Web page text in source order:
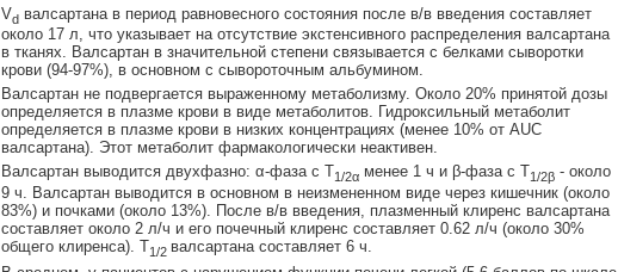
Vdвалсартана в период равновесного состояния после в/в введения составляет
около 17 л, что указывает на отсутствие экстенсивного распределения валсартана
в тканях. Валсартан в значительной степени связывается с белками сыворотки
крови (94-97%), в основном с сывороточным альбумином.
Валсартан не подвергается выраженному метаболизму. Около 20% принятой дозы
определяется в плазме крови в виде метаболитов. Гидроксильный метаболит
определяется в плазме крови в низких концентрациях (менее 10% от AUC
валсартана). Этот метаболит фармакологически неактивен.
Валсартан выводится двухфазно: α-фаза с Т1/2αменее 1 ч и β-фаза с Т1/2β- около
9 ч. Валсартан выводится в основном в неизмененном виде через кишечник (около
83%) и почками (около 13%). После в/в введения, плазменный клиренс валсартана
составляет около 2 л/ч и его почечный клиренс составляет 0.62 л/ч (около 30%
общего клиренса). Т1/2 валсартана составляет 6 ч.